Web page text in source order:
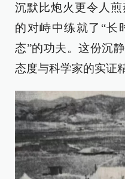
沉默比炮火更令人
的对峙中练就了“长
态”的功夫。这份沉
态度与科学家的实证